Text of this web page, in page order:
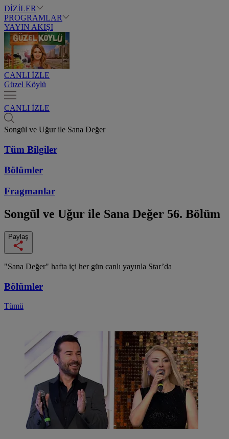
DİZİLER
PROGRAMLAR
YAYIN AKIŞI
CANLI İZLE
Güzel Köylü
CANLI İZLE
Songül ve Uğur ile Sana Değer
Tüm Bilgiler
Bölümler
Fragmanlar
Songül ve Uğur ile Sana Değer 56. Bölüm
Paylaş
"Sana Değer" hafta içi her gün canlı yayınla Star’da
Bölümler
Tümü